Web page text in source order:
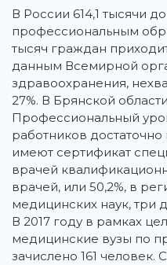
В России 614,1 тысячи
профессиональным
тысяч граждан
данным Всемирной
здравоохранения,
27%. В Брянской
Профессиональный
работников
имеют сертификат
врачей
врачей, или 50,2%, в
медицинских наук, три
В 2017 году в рамках
медицинские вузы по
зачислено 161